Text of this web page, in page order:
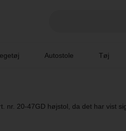
Autostole Tøj
nr. 20-47GD højstol, da det har vist